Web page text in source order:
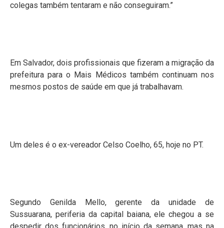
colegas também tentaram e não conseguiram.”
Em Salvador, dois profissionais que fizeram a migração da
prefeitura para o Mais Médicos também continuam nos
mesmos postos de saúde em que já trabalhavam.
Um deles é o ex-vereador Celso Coelho, 65, hoje no PT.
Segundo Genilda Mello, gerente da unidade de
Sussuarana, periferia da capital baiana, ele chegou a se